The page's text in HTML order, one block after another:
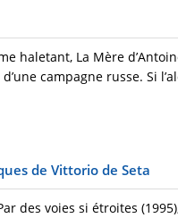
haletant, La Mère
campagne russe. Si
de Vittorio de Seta
des voies si étroites